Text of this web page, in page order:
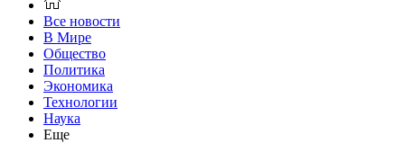
Все новости
В Мире
Общество
Политика
Экономика
Технологии
Наука
Еще